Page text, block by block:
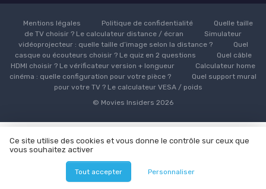
Mentions légales Politique de confidentialité
Quelle taille
de TV choisir ? Le calculateur distance / écran
Simulateur
vidéoprojecteur : quelle taille d’image selon la distance ?
Quel
casque ou écouteurs choisir ? Le quiz en 2 questions
Quel câble
HDMI choisir ? Le vérificateur version + longueur
Calculateur home
cinéma : quelle configuration pour votre pièce ?
Quel support mural
pour votre TV ? Le calculateur VESA / poids
© Movies Insiders 2026
Nos meilleurs comparatifs
Téléviseurs et écrans:Téléviseurs OLED·Téléviseurs QLED
Ce site utilise des cookies et vous donne le contrôle sur ceux que
vous souhaitez activer
Tout accepter Personnaliser